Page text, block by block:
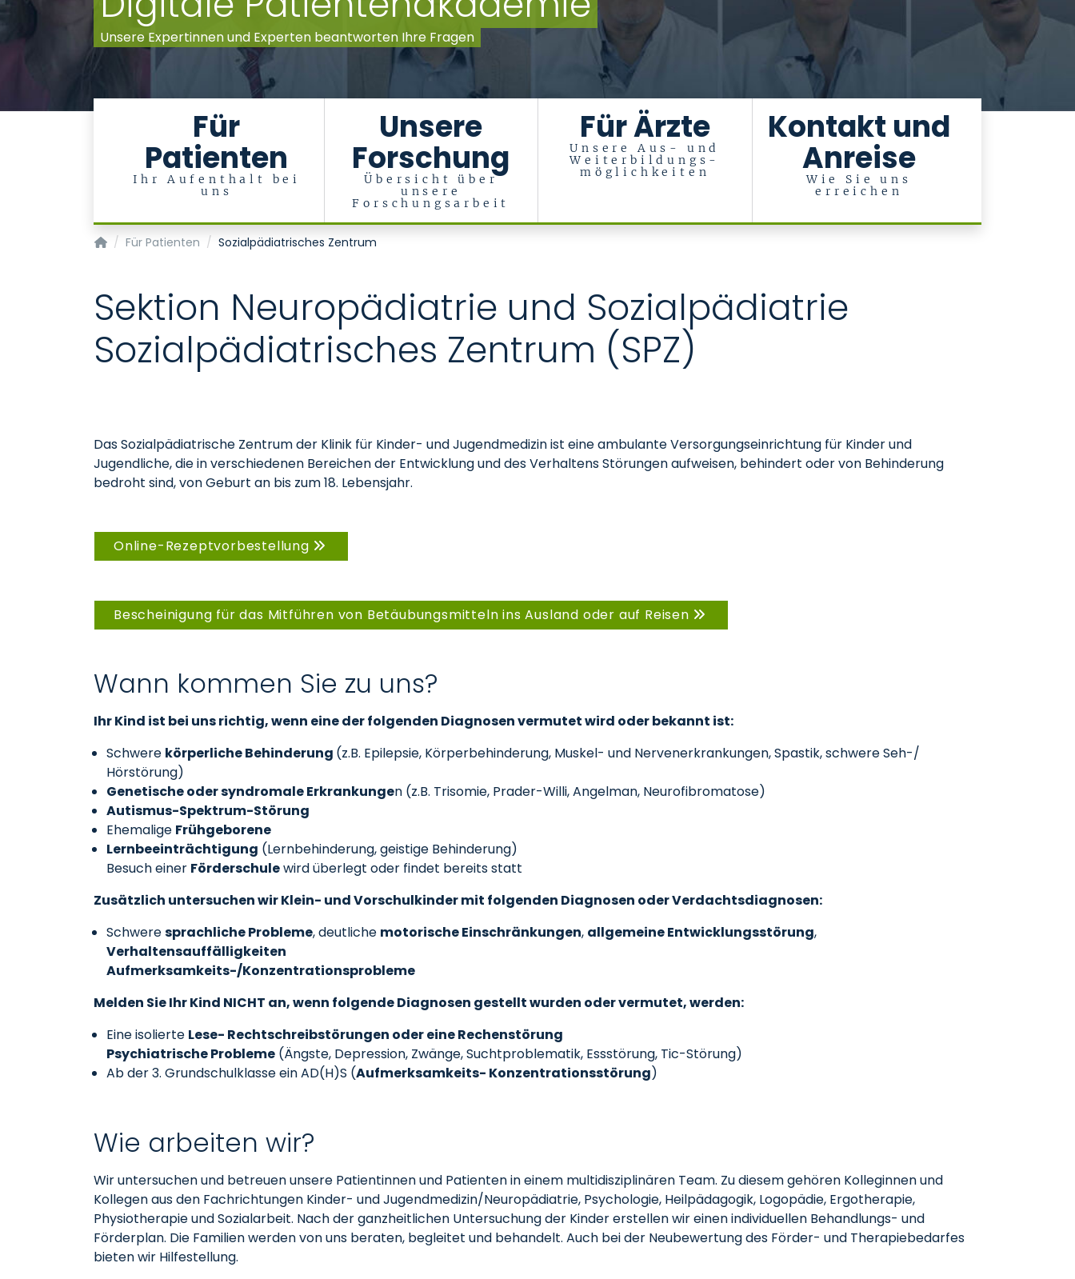
Unsere Expertinnen und Experten beantworten Ihre Fragen
Für
Patienten
Ihr Aufenthalt bei
uns
Unsere
Forschung
Übersicht über
unsere
Forschungsarbeit
Für Ärzte
Unsere Aus- und
Weiterbildungs-
möglichkeiten
Kontakt und
Anreise
Wie Sie uns
erreichen
Klinik für Kinder- und Jugendmedizin
Für Patienten Sozialpädiatrisches Zentrum
Sektion Neuropädiatrie und Sozialpädiatrie
Sozialpädiatrisches Zentrum (SPZ)
Das Sozialpädiatrische Zentrum der Klinik für Kinder- und Jugendmedizin ist eine ambulante Versorgungseinrichtung für Kinder und
Jugendliche, die in verschiedenen Bereichen der Entwicklung und des Verhaltens Störungen aufweisen, behindert oder von Behinderung
bedroht sind, von Geburt an bis zum 18. Lebensjahr.
Online-Rezeptvorbestellung
Bescheinigung für das Mitführen von Betäubungsmitteln ins Ausland oder auf Reisen
Wann kommen Sie zu uns?
Ihr Kind ist bei uns richtig, wenn eine der folgenden Diagnosen vermutet wird oder bekannt ist:
Schwere körperliche Behinderung (z.B. Epilepsie, Körperbehinderung, Muskel- und Nervenerkrankungen, Spastik, schwere Seh-/
Hörstörung)
Genetische oder syndromale Erkrankungen (z.B. Trisomie, Prader-Willi, Angelman, Neurofibromatose)
Autismus-Spektrum-Störung
Ehemalige Frühgeborene
Lernbeeinträchtigung (Lernbehinderung, geistige Behinderung)
Besuch einer Förderschulewird überlegt oder findet bereits statt
Zusätzlich untersuchen wir Klein- und Vorschulkinder mit folgenden Diagnosen oder Verdachtsdiagnosen:
Schweresprachliche Probleme, deutliche motorische Einschränkungen, allgemeine Entwicklungsstörung,
Verhaltensauffälligkeiten
Aufmerksamkeits-/Konzentrationsprobleme
Melden Sie Ihr Kind NICHT an, wenn folgende Diagnosen gestellt wurden oder vermutet, werden:
Eine isolierte Lese- Rechtschreibstörungen oder eine Rechenstörung
Psychiatrische Probleme (Ängste, Depression, Zwänge, Suchtproblematik, Essstörung, Tic-Störung)
Ab der 3. Grundschulklasse ein AD(H)S (Aufmerksamkeits- Konzentrationsstörung)
Wie arbeiten wir?
Wir untersuchen und betreuen unsere Patientinnen und Patienten in einem multidisziplinären Team. Zu diesem gehören Kolleginnen und
Kollegen aus den Fachrichtungen Kinder- und Jugendmedizin/Neuropädiatrie, Psychologie, Heilpädagogik, Logopädie, Ergotherapie,
Physiotherapie und Sozialarbeit. Nach der ganzheitlichen Untersuchung der Kinder erstellen wir einen individuellen Behandlungs- und
Förderplan. Die Familien werden von uns beraten, begleitet und behandelt. Auch bei der Neubewertung des Förder- und Therapiebedarfes
bieten wir Hilfestellung.